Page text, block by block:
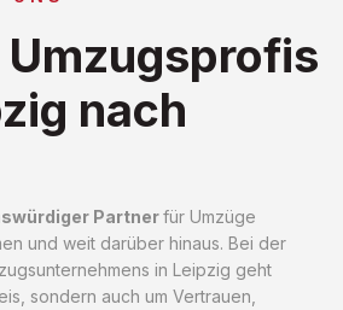
nach
Partnerfür Umzüge
und weit darüber hinaus. Bei der
in Leipzig geht
sondern auch um Vertrauen,